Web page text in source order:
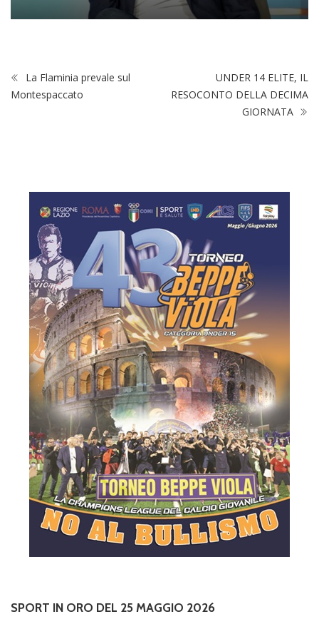
La Flaminia prevale sul
Montespaccato
UNDER 14 ELITE, IL
RESOCONTO DELLA DECIMA
GIORNATA
SPORT IN ORO DEL 25 MAGGIO 2026